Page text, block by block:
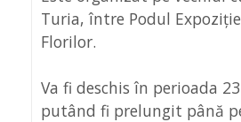
Turia, între Podul
Florilor.
Va fi deschis în perioada
putând fi prelungit până